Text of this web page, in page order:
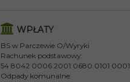
WPŁATY
BS w Parczewie O/Wyryki
Rachunek podstawowy:
54 8042 0006 2001 0680 0101 0001
Odpady komunalne: